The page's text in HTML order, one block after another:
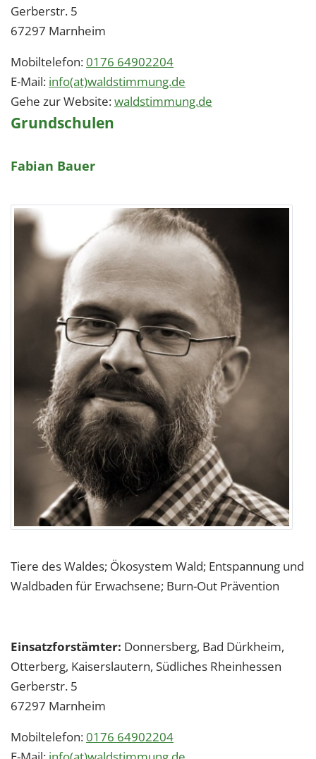
Gerberstr. 5
67297 Marnheim
Mobiltelefon:0176 64902204
E-Mail: info(at)waldstimmung.de
Gehe zur Website:waldstimmung.de
Grundschulen
Fabian Bauer
Tiere des Waldes; Ökosystem Wald; Entspannung und
Waldbaden für Erwachsene; Burn-Out Prävention
Einsatzforstämter: Donnersberg, Bad Dürkheim,
Otterberg, Kaiserslautern, Südliches Rheinhessen
Gerberstr. 5
67297 Marnheim
Mobiltelefon:0176 64902204